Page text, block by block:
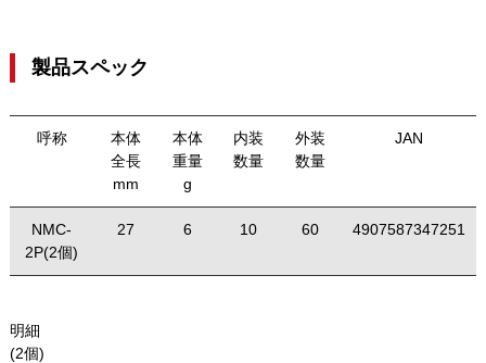
製品スペック
呼称
本体
全長
mm
本体
重量
g
内装
数量
外装
数量
JAN
NMC-
2P(2個)
27 6 10 60 4907587347251
明細
(2個)